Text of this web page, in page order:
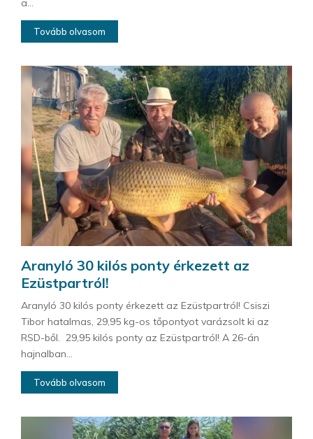
a...
Tovább olvasom
Aranyló 30 kilós ponty érkezett az
Ezüstpartról!
Aranyló 30 kilós ponty érkezett az Ezüstpartról! Csiszi
Tibor hatalmas, 29,95 kg-os tőpontyot varázsolt ki az
RSD-ből. 29,95 kilós ponty az Ezüstpartról! A 26-án
hajnalban...
Tovább olvasom